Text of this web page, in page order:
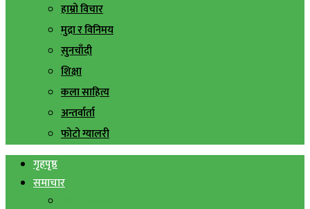
हाम्रो विचार
मुद्रा र विनिमय
सुनचाँदी
शिक्षा
कला साहित्य
अन्तर्वार्ता
फोटो ग्यालरी
गृहपृष्ठ
समाचार